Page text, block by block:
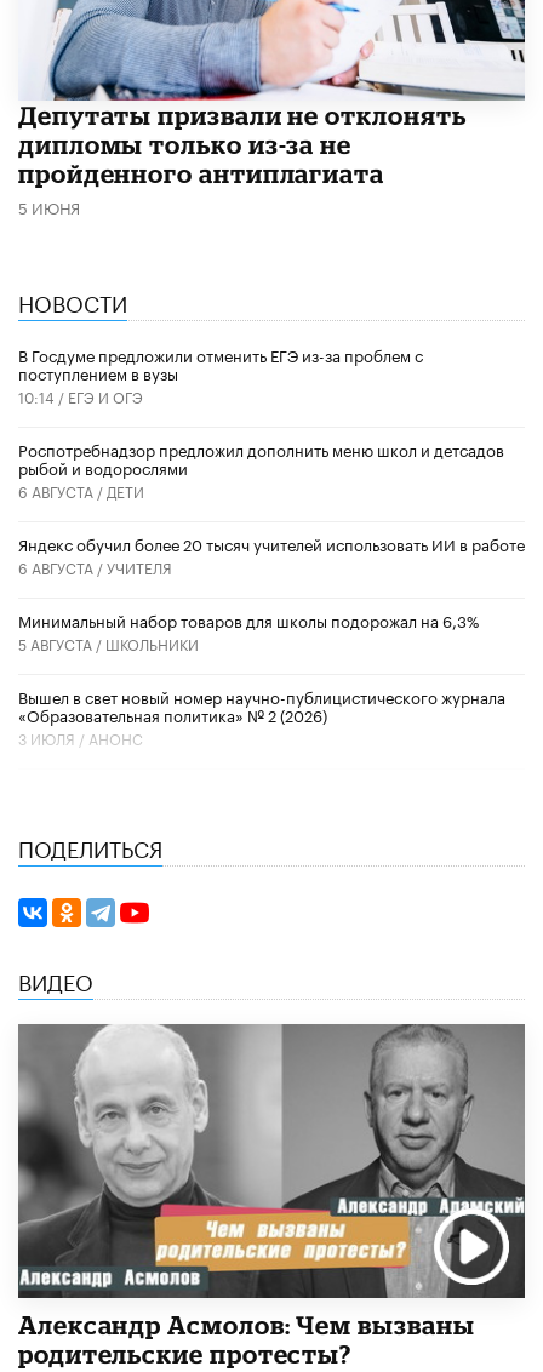
Депутаты призвали не отклонять
дипломы только из-за не
пройденного антиплагиата
5 ИЮНЯ
НОВОСТИ
В Госдуме предложили отменить ЕГЭ из-за проблем с
поступлением в вузы
10:14 / ЕГЭ И ОГЭ
Роспотребнадзор предложил дополнить меню школ и детсадов
рыбой и водорослями
6 АВГУСТА / ДЕТИ
​Яндекс обучил более 20 тысяч учителей использовать ИИ в работе
6 АВГУСТА /УЧИТЕЛЯ
Минимальный набор товаров для школы подорожал на 6,3%
5 АВГУСТА / ШКОЛЬНИКИ
Вышел в свет новый номер научно-публицистического журнала
«Образовательная политика» № 2 (2026)
3 ИЮЛЯ / АНОНС
ПОДЕЛИТЬСЯ
ВИДЕО
Александр Асмолов: Чем вызваны
родительские протесты?